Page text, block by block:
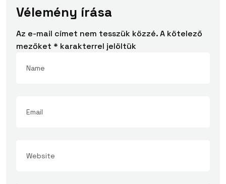
Vélemény írása
Az e-mail címet nem tesszük közzé.A kötelező
mezőket * karakterrel jelöltük